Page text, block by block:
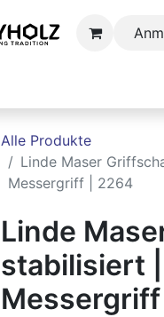
Alle Produkte
Linde Maser
Messergriff | 2264
Linde
stabilisiert